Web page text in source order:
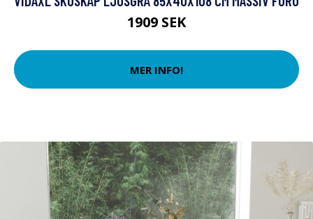
1909 SEK
MER INFO!